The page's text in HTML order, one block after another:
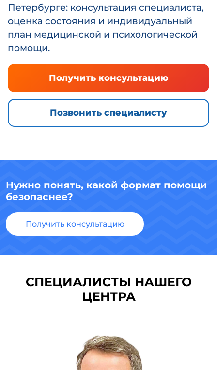
Петербурге: консультация специалиста,
оценка состояния и индивидуальный
план медицинской и психологической
помощи.
Получить консультацию
Позвонить специалисту
Нужно понять, какой формат помощи
безопаснее?
Получить консультацию
СПЕЦИАЛИСТЫ НАШЕГО
ЦЕНТРА